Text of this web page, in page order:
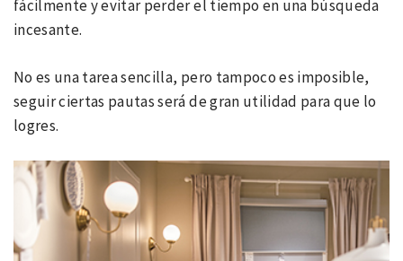
fácilmente y evitar perder el tiempo en una búsqueda
incesante.
No es una tarea sencilla, pero tampoco es imposible,
seguir ciertas pautas será de gran utilidad para que lo
logres.